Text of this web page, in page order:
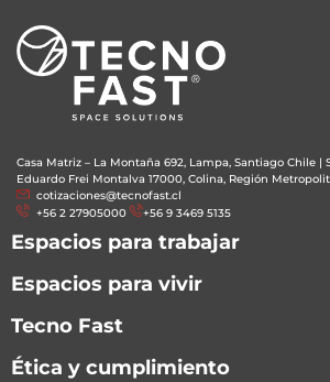
Casa Matriz – La Montaña 692, Lampa, Santiago Chile |
Eduardo Frei Montalva 17000, Colina, Región
cotizaciones@tecnofast.cl
+56 2 27905000
+56 9 3469 5135
Espacios para trabajar
Espacios para vivir
Tecno Fast
Ética y cumplimiento